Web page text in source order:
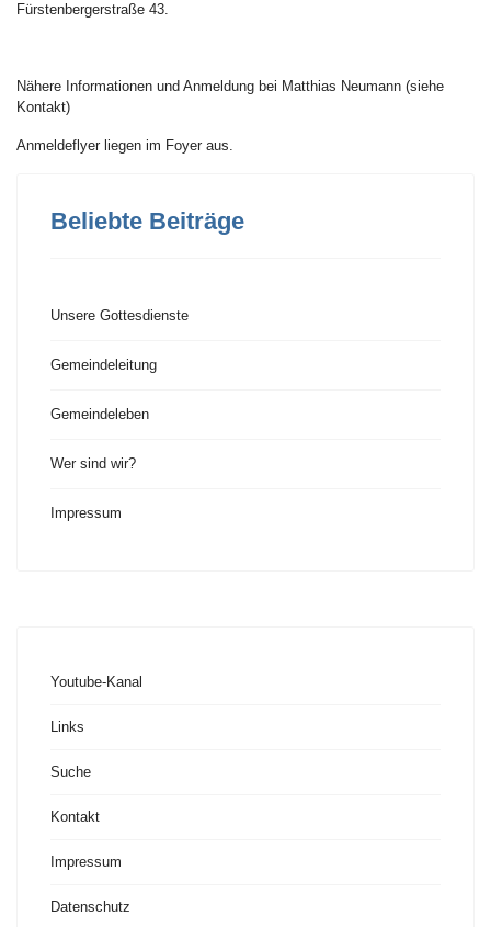
Fürstenbergerstraße 43.
Nähere Informationen und Anmeldung bei Matthias Neumann (siehe
Kontakt)
Anmeldeflyer liegen im Foyer aus.
Beliebte Beiträge
Unsere Gottesdienste
Gemeindeleitung
Gemeindeleben
Wer sind wir?
Impressum
Youtube-Kanal
Links
Suche
Kontakt
Impressum
Datenschutz